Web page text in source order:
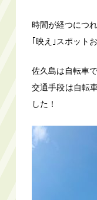
時間が経つにつ
｢映え｣スポット
佐久島は自転車
交通手段は自転
した！